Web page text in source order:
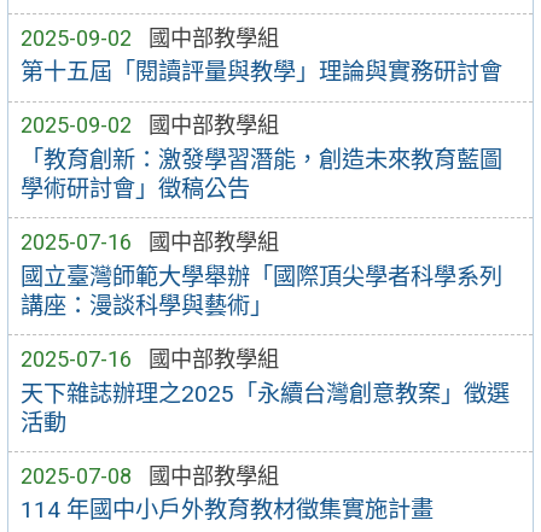
2025-09-02 國中部教學組
第十五屆「閱讀評量與教學」理論與實務研討會
2025-09-02 國中部教學組
「教育創新：激發學習潛能，創造未來教育藍圖
學術研討會」徵稿公告
2025-07-16 國中部教學組
國立臺灣師範大學舉辦「國際頂尖學者科學系列
講座：漫談科學與藝術」
2025-07-16 國中部教學組
天下雜誌辦理之2025「永續台灣創意教案」徵選
活動
2025-07-08 國中部教學組
114 年國中小戶外教育教材徵集實施計畫